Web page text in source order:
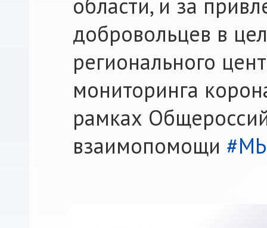
добровольцев в
регионального
мониторинга
рамках
взаимопомощи